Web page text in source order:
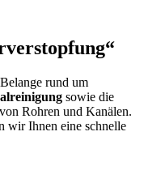
rund um
sowie die
Rohren und Kanälen.
wir Ihnen eine schnelle